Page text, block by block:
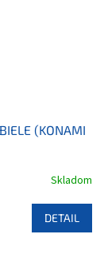
(KONAMI
Skladom
DETAIL